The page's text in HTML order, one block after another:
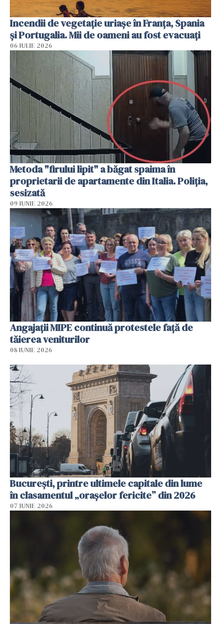
Incendii de vegetație uriașe în Franța, Spania
și Portugalia. Mii de oameni au fost evacuați
06 IULIE 2026
Metoda "firului lipit" a băgat spaima în
proprietarii de apartamente din Italia. Poliția,
sesizată
09 IUNIE 2026
Angajaţii MIPE continuă protestele faţă de
tăierea veniturilor
08 IUNIE 2026
București, printre ultimele capitale din lume
în clasamentul „orașelor fericite” din 2026
07 IUNIE 2026